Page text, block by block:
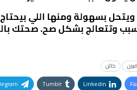
ويتحل بسهولة ومنها اللي
وتتعالج بشكل صح. صحتك
كائن
Linkedin
Tumblr